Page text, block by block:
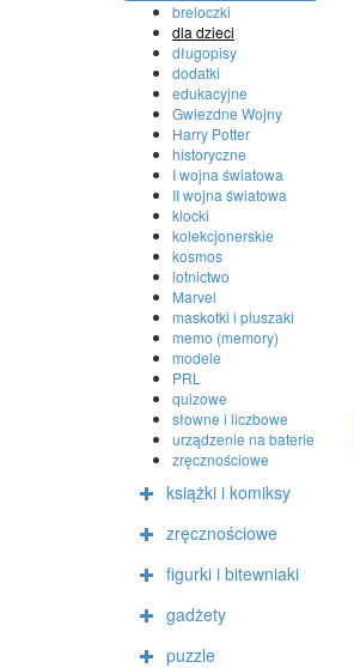
breloczki
dla dzieci
długopisy
dodatki
edukacyjne
Gwiezdne Wojny
Harry Potter
historyczne
I wojna światowa
II wojna światowa
klocki
kolekcjonerskie
kosmos
lotnictwo
Marvel
maskotki i pluszaki
memo (memory)
modele
PRL
quizowe
słowne i liczbowe
urządzenie na baterie
zręcznościowe
książki i komiksy
zręcznościowe
figurki i bitewniaki
gadżety
puzzle